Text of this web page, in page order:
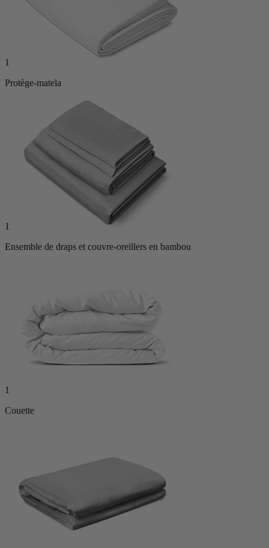
1
Protège-matela
1
Ensemble de draps et couvre-oreillers en bambou
1
Couette